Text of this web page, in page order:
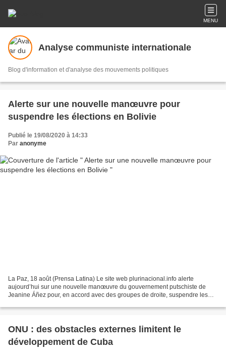
MENU
Analyse communiste internationale
Blog d'information et d'analyse des mouvements politiques
Alerte sur une nouvelle manœuvre pour
suspendre les élections en Bolivie
Publié le 19/08/2020 à 14:33
Par anonyme
La Paz, 18 août (Prensa Latina) Le site web plurinacional.info alerte
aujourd’hui sur une nouvelle manœuvre du gouvernement putschiste de
Jeanine Áñez pour, en accord avec des groupes de droite, suspendre les
ONU : des obstacles externes limitent le
développement de Cuba